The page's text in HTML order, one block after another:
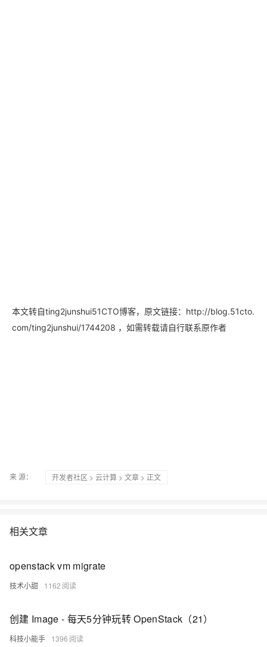
本文转自ting2junshui51CTO博客，原文链接：http://blog.51cto.
com/ting2junshui/1744208 ，如需转载请自行联系原作者
来 源： 开发者社区 > 云计算 > 文章 > 正文
相关文章
openstack vm migrate
技术小甜 1162
创建 Image - 每天5分钟玩转 OpenStack（21）
科技小能手 1396